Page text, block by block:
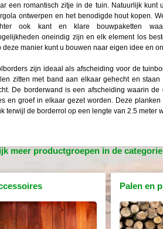
een romantisch zitje in de tuin. Natuurlijk kunt
ontwerpen en het benodigde hout kopen.
ook kant en klare bouwpaketten
oneindig zijn en elk element los
deze manier kunt u bouwen naar eigen idee en
zijn ideaal als afscheiding voor de
zitten met band aan elkaar gehecht en staan
De borderwand is een afscheiding waarin de
en groef in elkaar gezet worden. Deze planken
terwijl de borderrol op een lengte van 2.5 meter
meer productgroepen in de
Palen en